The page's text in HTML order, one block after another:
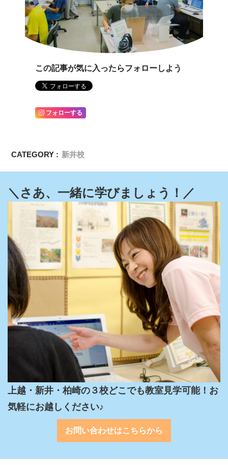
この記事が気に入ったらフォローしよう
フォローする
CATEGORY : 新井校
＼さあ、一緒に学びましょう！／
上越・新井・柏崎の３校どこでも教室見学可能！お
気軽にお越しください♪
お問い合わせはこちらから